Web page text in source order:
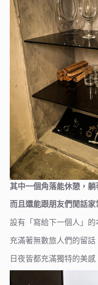
其中一個角落能休憩，躺
而且還能跟朋友們閒話家
設有「寫給下一個人」的
充滿著無數旅人們的留話
日夜皆都充滿獨特的美感